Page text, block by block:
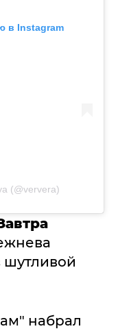
в Instagram
(@ververa)
шутливой
набрал